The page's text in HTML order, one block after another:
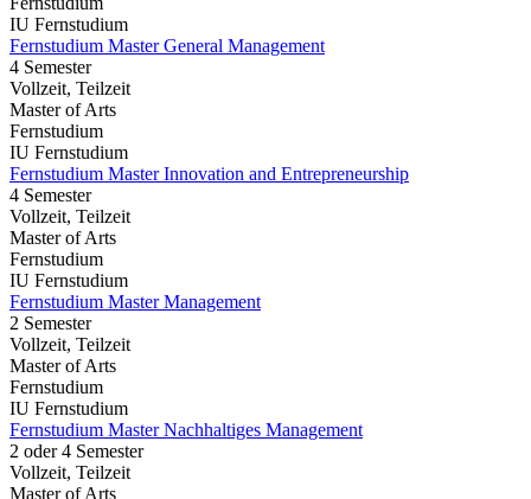
IU Fernstudium
Fernstudium Master General Management
4 Semester
Vollzeit, Teilzeit
Master of Arts
Fernstudium
IU Fernstudium
Fernstudium Master Innovation and Entrepreneurship
4 Semester
Vollzeit, Teilzeit
Master of Arts
Fernstudium
IU Fernstudium
Fernstudium Master Management
2 Semester
Vollzeit, Teilzeit
Master of Arts
Fernstudium
IU Fernstudium
Fernstudium Master Nachhaltiges Management
2 oder 4 Semester
Vollzeit, Teilzeit
Master of Arts